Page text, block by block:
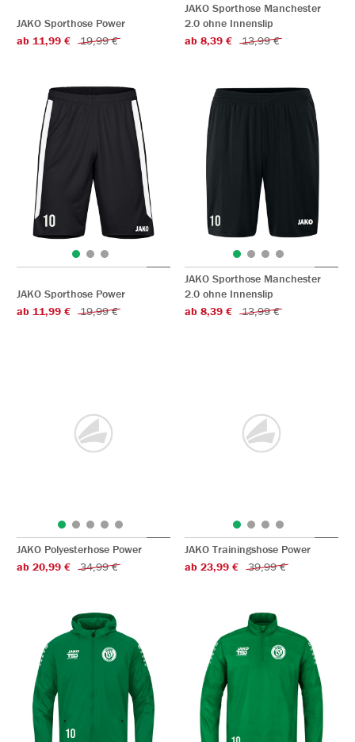
JAKO Sporthose Power
ab 11,99 €
19,99 €
JAKO Sporthose Manchester
2.0 ohne Innenslip
ab 8,39 €
13,99 €
JAKO Sporthose Power
ab 11,99 €
19,99 €
JAKO Sporthose Manchester
2.0 ohne Innenslip
ab 8,39 €
13,99 €
JAKO Polyesterhose Power
ab 20,99 €
34,99 €
JAKO Trainingshose Power
ab 23,99 €
39,99 €